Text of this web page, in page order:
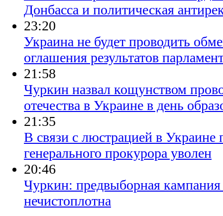
Донбасса и политическая
23:20
Украина не будет проводить
оглашения результатов
21:58
Чуркин назвал кощунством
отечества в Украине в день
21:35
В связи с люстрацией в Украине
генерального прокурора уволен
20:46
Чуркин: предвыборная
нечистоплотна